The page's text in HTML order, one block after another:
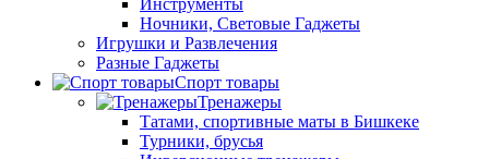
Ночники, Световые Гаджеты
Игрушки и Развлечения
Разные Гаджеты
Спорт товары
Тренажеры
Татами, спортивные маты в Бишкеке
Турники, брусья